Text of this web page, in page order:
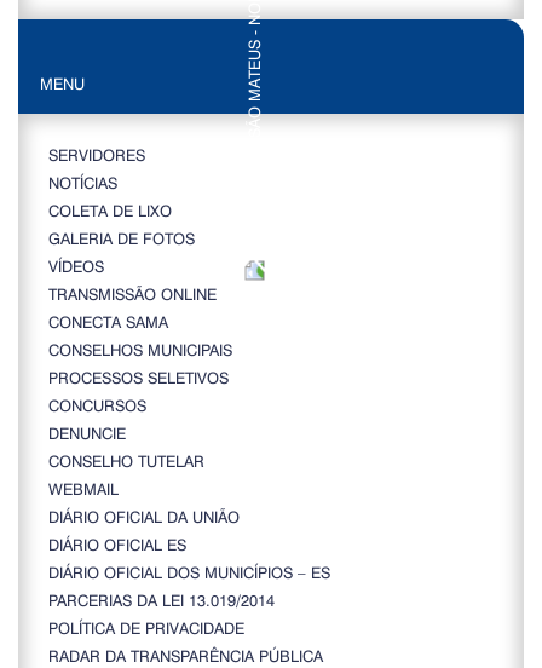
MENU
SERVIDORES
NOTÍCIAS
COLETA DE LIXO
GALERIA DE FOTOS
VÍDEOS
TRANSMISSÃO ONLINE
CONECTA SAMA
CONSELHOS MUNICIPAIS
PROCESSOS SELETIVOS
CONCURSOS
DENUNCIE
CONSELHO TUTELAR
WEBMAIL
DIÁRIO OFICIAL DA UNIÃO
DIÁRIO OFICIAL ES
DIÁRIO OFICIAL DOS MUNICÍPIOS – ES
PARCERIAS DA LEI 13.019/2014
POLÍTICA DE PRIVACIDADE
RADAR DA TRANSPARÊNCIA PÚBLICA